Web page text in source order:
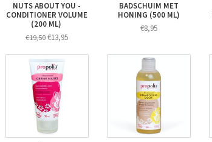
NUTS ABOUT YOU -
CONDITIONER VOLUME
(200 ML)
€19,50€13,95
BADSCHUIM MET
HONING (500 ML)
€8,95